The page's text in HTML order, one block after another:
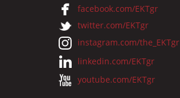
facebook.com/EKTgr
twitter.com/EKTgr
instagram.com/the_EKTgr
linkedin.com/EKTgr
youtube.com/EKTgr